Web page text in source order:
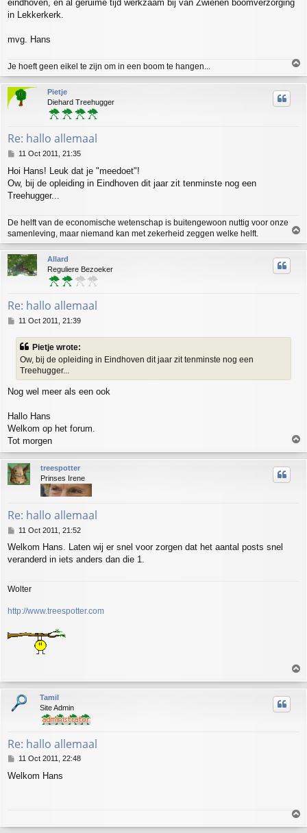
eindhoven, en al geruime tijd werkzaam bij van Zwienen boomverzorging
in Lekkerkerk.
mvg. Hans
Je hoeft geen eikel te zijn om in een boom te hangen...
o
p
Pietje
Diehard Treehugger
Re: hallo allemaal
P
s
t
11 Oct 2011, 21:35
Hoi Hans! Leuk dat je "meedoet"!
Ow, bij de opleiding in Eindhoven dit jaar zit tenminste nog een
Treehugger...
De helft van de economische wetenschap is buitengewoon nuttig voor onze
samenleving, maar niemand kan met zekerheid zeggen welke helft.
o
p
Allard
Reguliere Bezoeker
Re: hallo allemaal
P
s
11 Oct 2011, 21:39
Pietje wrote:
Ow, bij de opleiding in Eindhoven dit jaar zit tenminste nog een
Treehugger...
Nog wel meer als een ook
Hallo Hans
Welkom op het forum.
Tot morgen
o
p
treespotter
Prinses Irene
Re: hallo allemaal
P
s
t
11 Oct 2011, 21:52
Welkom Hans. Laten wij er snel voor zorgen dat het aantal posts snel
veranderd in iets anders dan die 1.
Wolter
http://www.treespotter.com
p
Tamil
Site Admin
Re: hallo allemaal
P
s
11 Oct 2011, 22:48
Welkom Hans
o